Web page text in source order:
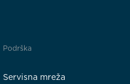
Podrška
Servisna mreža